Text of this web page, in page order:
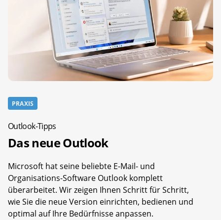
PRAXIS
Outlook-Tipps
Das neue Outlook
Microsoft hat seine beliebte E-Mail- und
Organisations-Software Outlook komplett
überarbeitet. Wir zeigen Ihnen Schritt für Schritt,
wie Sie die neue Version einrichten, bedienen und
optimal auf Ihre Bedürfnisse anpassen.